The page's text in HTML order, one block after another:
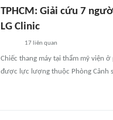
TPHCM: Giải cứu 7
LG Clinic
17 liên quan
Chiếc thang máy tại thẩm mỹ viện
được lực lượng thuộc Phòng Cảnh